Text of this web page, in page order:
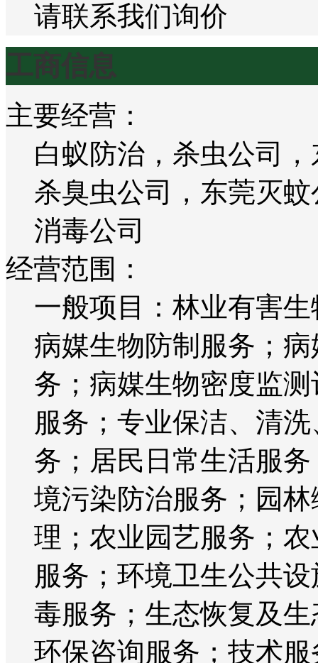
请联系我们询价
工商信息
主要经营：
白蚁防治，杀虫公司
杀臭虫公司，东莞灭
消毒公司
经营范围：
一般项目：林业有害
病媒生物防制服务；
务；病媒生物密度监
服务；专业保洁、清
务；居民日常生活服
境污染防治服务；园
理；农业园艺服务；
服务；环境卫生公共
毒服务；生态恢复及
环保咨询服务；技术